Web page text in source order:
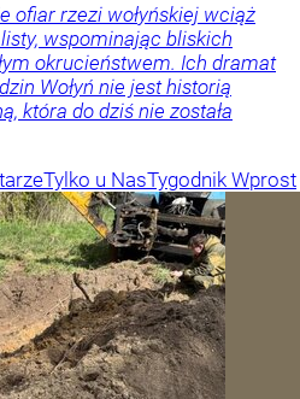
ofiar rzezi wołyńskiej wciąż
wspominając bliskich
okrucieństwem. Ich dramat
Wołyń nie jest historią
która do dziś nie została
Tylko u NasTygodnik Wprost